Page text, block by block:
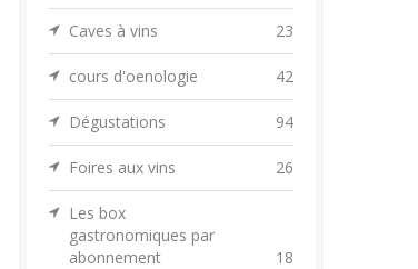
Caves à vins 23
cours d'oenologie 42
Dégustations 94
Foires aux vins 26
Les box
gastronomiques par
abonnement
18